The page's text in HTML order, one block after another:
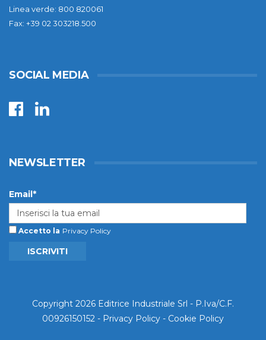
Linea verde: 800 820061
Fax: +39 02 303218.500
SOCIAL MEDIA
NEWSLETTER
Email*
Accetto la Privacy Policy
ISCRIVITI
Copyright 2026 Editrice Industriale Srl - P.Iva/C.F.
00926150152 - Privacy Policy - Cookie Policy